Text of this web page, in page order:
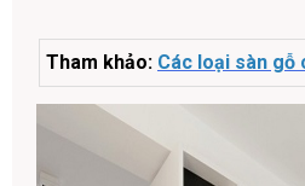
Tham khảo: Các loại sàn gỗ